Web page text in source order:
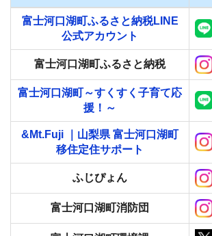
富士河口湖町ふるさと納税LINE
公式アカウント
富士河口湖町ふるさと納税
富士河口湖町～すくすく子育て応
援！～
&Mt.Fuji ｜山梨県 富士河口湖町
移住定住サポート
ふじぴょん
富士河口湖町消防団